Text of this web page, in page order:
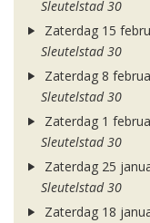
Sleutelstad 30
Zaterdag 15
Sleutelstad 30
Zaterdag 8
Sleutelstad 30
Zaterdag 1
Sleutelstad 30
Zaterdag 25
Sleutelstad 30
Zaterdag 18